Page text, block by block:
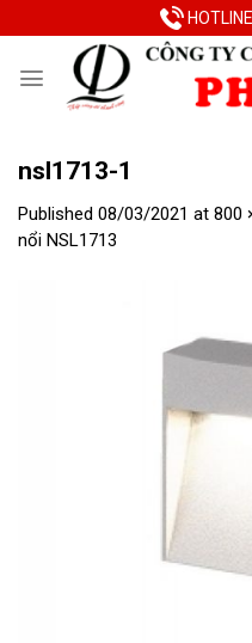
to
HOTLINE
nsl1713-1
Published 08/03/2021 at 800
nổi NSL1713